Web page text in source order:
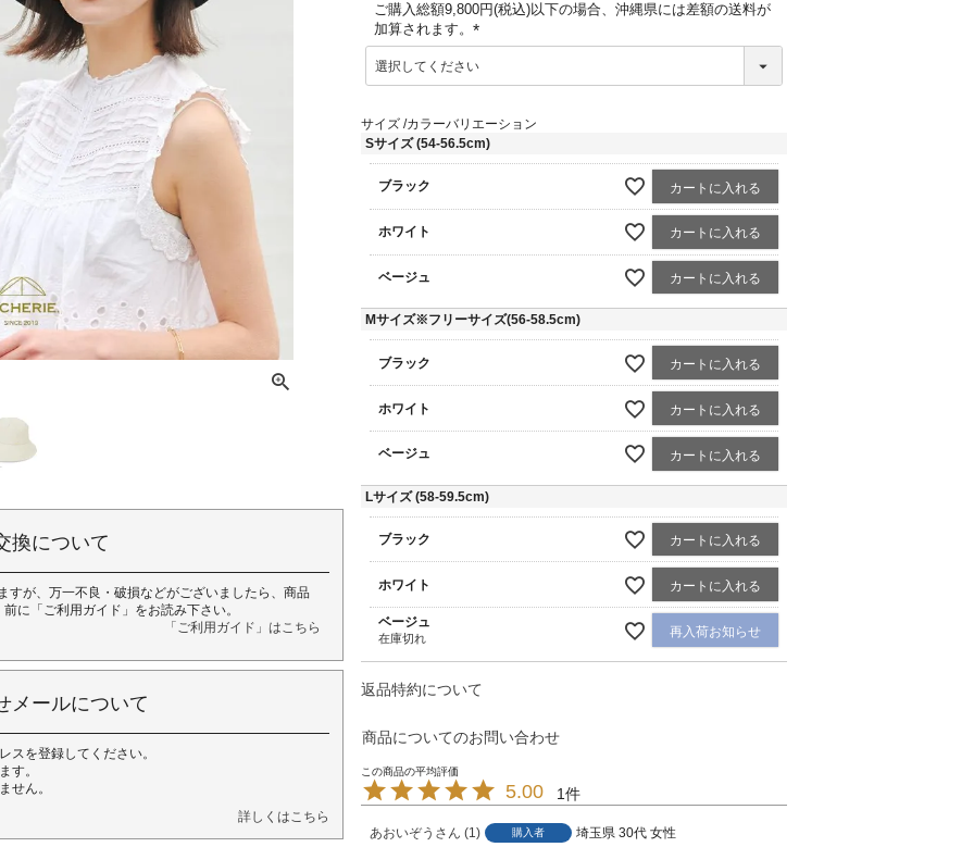
換について
すが、万一不良・破損などがございましたら、商品
に「ご利用ガイド」をお読み下さい。
「ご利用ガイド」はこちら
メールについて
スを登録してください。
す。
せん。
詳しくはこちら
ご購入総額9,800円(税込)以下の場合、沖縄県には差額の送料が
加算されます。
(
必
須
サイズ カラーバリエーション
Sサイズ (54-56.5cm)
ブラック カートに入れる
ホワイト カートに入れる
ベージュ カートに入れる
Mサイズ※フリーサイズ(56-58.5cm)
ブラック カートに入れる
ホワイト カートに入れる
ベージュ カートに入れる
Lサイズ (58-59.5cm)
ブラック カートに入れる
ホワイト カートに入れる
ベージュ
在庫切れ 再入荷お知らせ
返品特約について
商品についてのお問い合わせ
5.00 1
あおいぞう 1 購入者 埼玉県 30代 女性